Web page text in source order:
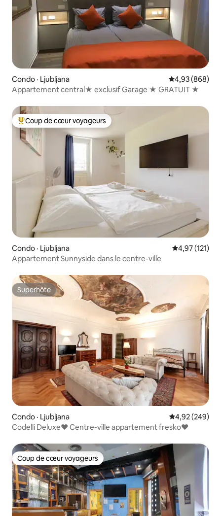
Condo · Ljubljana Note
4,93 (868)
Appartement central★ exclusif Garage ★ GRATUIT ★
Coup de cœur voyageurs parmi les plus aimés
Coup de cœur voyageurs
Condo · Ljubljana Note
4,97 (121)
Appartement Sunnyside dans le centre-ville
Superhôte
Superhôte
Condo · Ljubljana Note
4,92 (249)
Codelli Deluxe♥ Centre-ville appartement fresko♥
Coup de cœur voyageurs
Coup de cœur voyageurs